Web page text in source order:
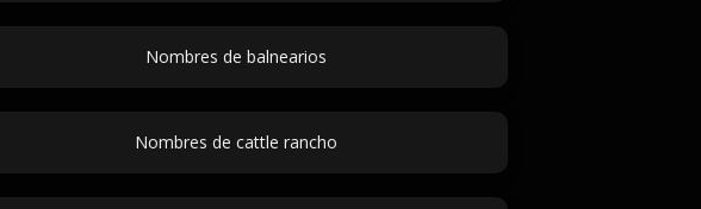
Nombres de balnearios
Nombres de cattle rancho